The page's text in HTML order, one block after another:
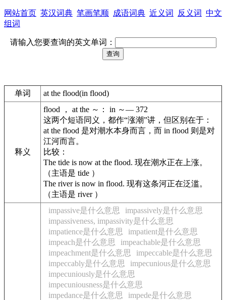
网站首页 英汉词典 笔画笔顺 成语词典 近义词 反义词 中文
组词
请输入您要查询的英文单词：
单词 at the flood(in flood)
释义
flood ， at the ～： in ～— 372
这两个短语同义，都作“涨潮”讲，但区别在于：
at the flood 是对潮水本身而言，而 in flood 则是对
江河而言。
比较：
The tide is now at the flood. 现在潮水正在上涨。
（主语是 tide ）
The river is now in flood. 现有这条河正在泛滥。
（主语是 river ）
impassive是什么意思
impassively是什么意思
impassiveness, impassivity是什么意思
impatience是什么意思
impatient是什么意思
impeach是什么意思
impeachable是什么意思
impeachment是什么意思
impeccable是什么意思
impeccably是什么意思
impecunious是什么意思
impecuniously是什么意思
impecuniousness是什么意思
impedance是什么意思
impede是什么意思